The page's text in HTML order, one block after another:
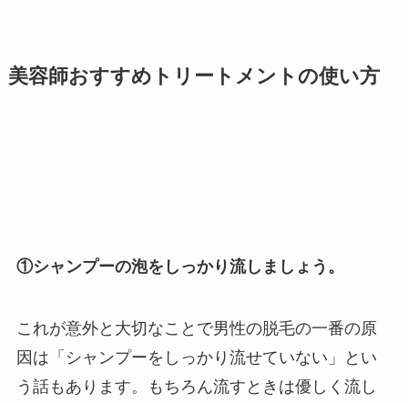
美容師おすすめトリートメントの使い方
①シャンプーの泡をしっかり流しましょう。
これが意外と大切なことで男性の脱毛の一番の原
因は「シャンプーをしっかり流せていない」とい
う話もあります。もちろん流すときは優しく流し